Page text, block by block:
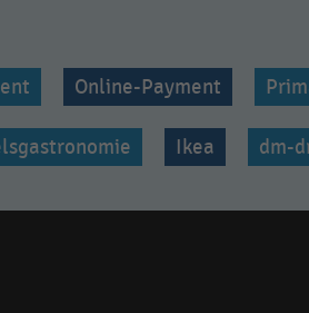
Online-Payment
Ikea dm-